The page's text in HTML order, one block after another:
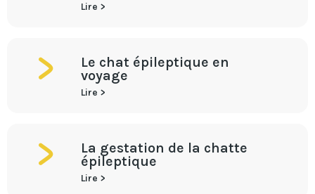
Lire >
Le chat épileptique en
voyage
Lire >
La gestation de la chatte
épileptique
Lire >